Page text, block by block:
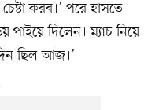
করব।’ পরে হাসতে
দিলেন। ম্যাচ নিয়ে
ছিল আজ।’